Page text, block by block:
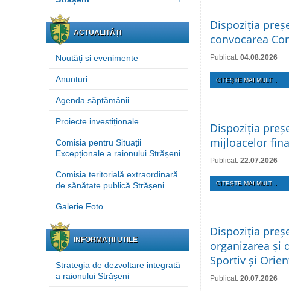
ACTUALITĂȚI
Noutăţi și evenimente
Anunțuri
Agenda săptămânii
Proiecte investiționale
Comisia pentru Situații
Excepționale a raionului Strășeni
Comisia teritorială extraordinară
de sănătate publică Strășeni
Galerie Foto
INFORMAȚII UTILE
Strategia de dezvoltare integrată
a raionului Strășeni
Dispoziția
convocarea
Publicat: 04.08.2026
CITEŞTE MAI MULT...
Dispoziția
mijloacelor
Publicat: 22.07.2026
CITEŞTE MAI MULT...
Dispoziția
organizarea și
Sportiv și
Publicat: 20.07.2026